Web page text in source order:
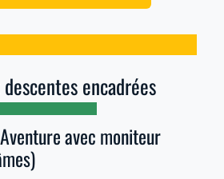
encadrées
avec moniteur